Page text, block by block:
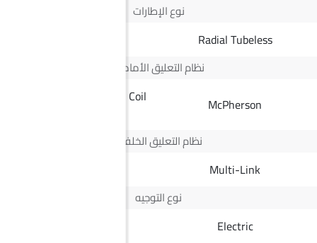
نوع الإطارات
Radial Tubeless
نظام التعليق الأمامي
McPherson
Double Wishbone with Coil
نظام التعليق الخلفي
Multi-Link
نوع التوجيه
Electric